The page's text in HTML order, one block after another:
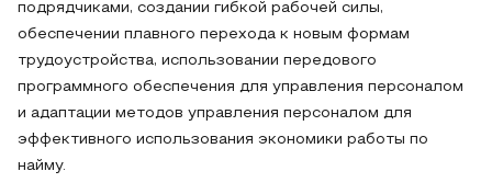
подрядчиками, создании гибкой рабочей силы,
обеспечении плавного перехода к новым формам
трудоустройства, использовании передового
программного обеспечения для управления персоналом
и адаптации методов управления персоналом для
эффективного использования экономики работы по
найму.